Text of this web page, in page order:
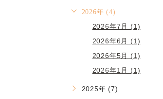
2026年 (4)
2026年7月 (1)
2026年6月 (1)
2026年5月 (1)
2026年1月 (1)
2025年 (7)